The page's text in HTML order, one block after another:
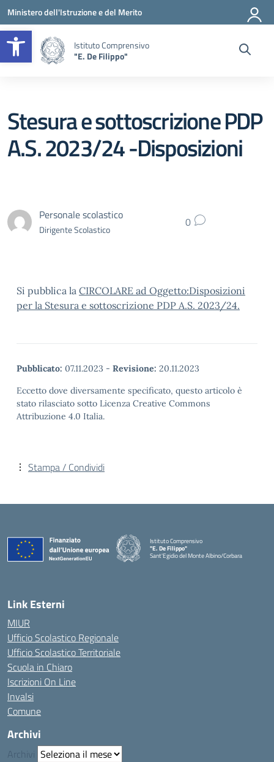
Apri la barra degli strumenti
Vai ai contenuti
Vai al menu di navigazione
Vai al footer
Ministero dell'Istruzione e del Merito
Istituto Comprensivo
"E. De Filippo"
Stesura e sottoscrizione PDP
A.S. 2023/24 -Disposizioni
Personale scolastico
Dirigente Scolastico 0
Si pubblica la CIRCOLARE ad Oggetto:Disposizioni
per la Stesura e sottoscrizione PDP A.S. 2023/24.
Pubblicato: 07.11.2023 - Revisione: 20.11.2023
Eccetto dove diversamente specificato, questo articolo è
stato rilasciato sotto Licenza Creative Commons
Attribuzione 4.0 Italia.
Stampa / Condividi
Istituto Comprensivo
"E. De Filippo"
Sant'Egidio del Monte Albino/Corbara
Link Esterni
MIUR
Ufficio Scolastico Regionale
Ufficio Scolastico Territoriale
Scuola in Chiaro
Iscrizioni On Line
Invalsi
Comune
Archivi
Archivi